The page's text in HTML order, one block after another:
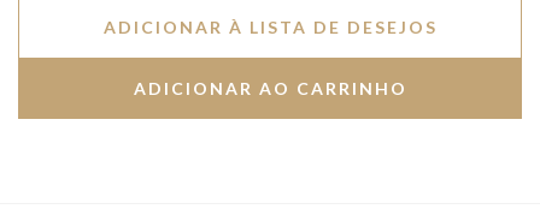
ADICIONAR À LISTA DE DESEJOS